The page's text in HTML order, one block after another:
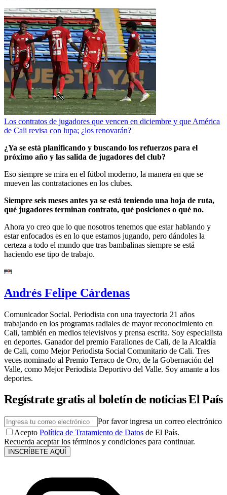
Los contratos de jugadores que vencen en diciembre y que América
de Cali revisa con lupa; ¿los renovarán?
¿Ya se está planificando y buscando los refuerzos para el
próximo año y las salida de jugadores del club?
Eso siempre se mira en el fútbol moderno, la manera en que se
mueven las contrataciones en los clubes.
Siempre seis meses antes ya se está teniendo una hoja de ruta,
qué jugadores terminan contrato, qué posiciones o qué no.
Ahora yo creo que lo que nosotros tenemos que estar hablando y
estar enfocados es en lo que estamos jugando, pero dándoles la
certeza a todo el mundo que tras bambalinas siempre se está
haciendo ese tipo de trabajo.
Andrés Felipe Cárdenas
Comunicador Social. Periodista con una trayectoria 21 años
trabajando en los programas radiales de mayor reconocimiento en
Cali, también en medios televisivos y prensa escrita. Soy especialista
en deportes. Ganador del premio Farallones de Cali, de la Alcaldía
de Cali, como Mejor Periodista Social Comunitario de Cali. Tres
veces nominado al Premio Terraco de Oro, de la Gobernación del
Valle, como Mejor Periodista Deportivo del Valle. Soy amante a los
deportes.
Regístrate gratis al boletín de noticias El País
Por favor ingresa un correo electrónico
Acepto Política de Tratamiento de Datos de El País.
Recuerda aceptar los términos y condiciones para continuar.
INSCRÍBETE AQUÍ